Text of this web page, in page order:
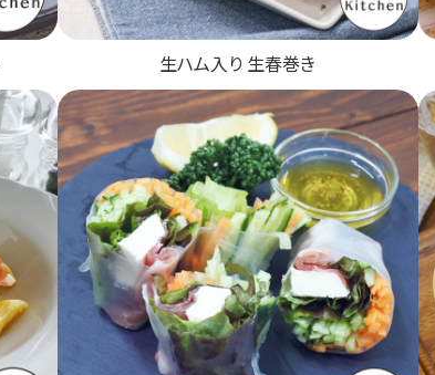
生ハム入り 生春巻き